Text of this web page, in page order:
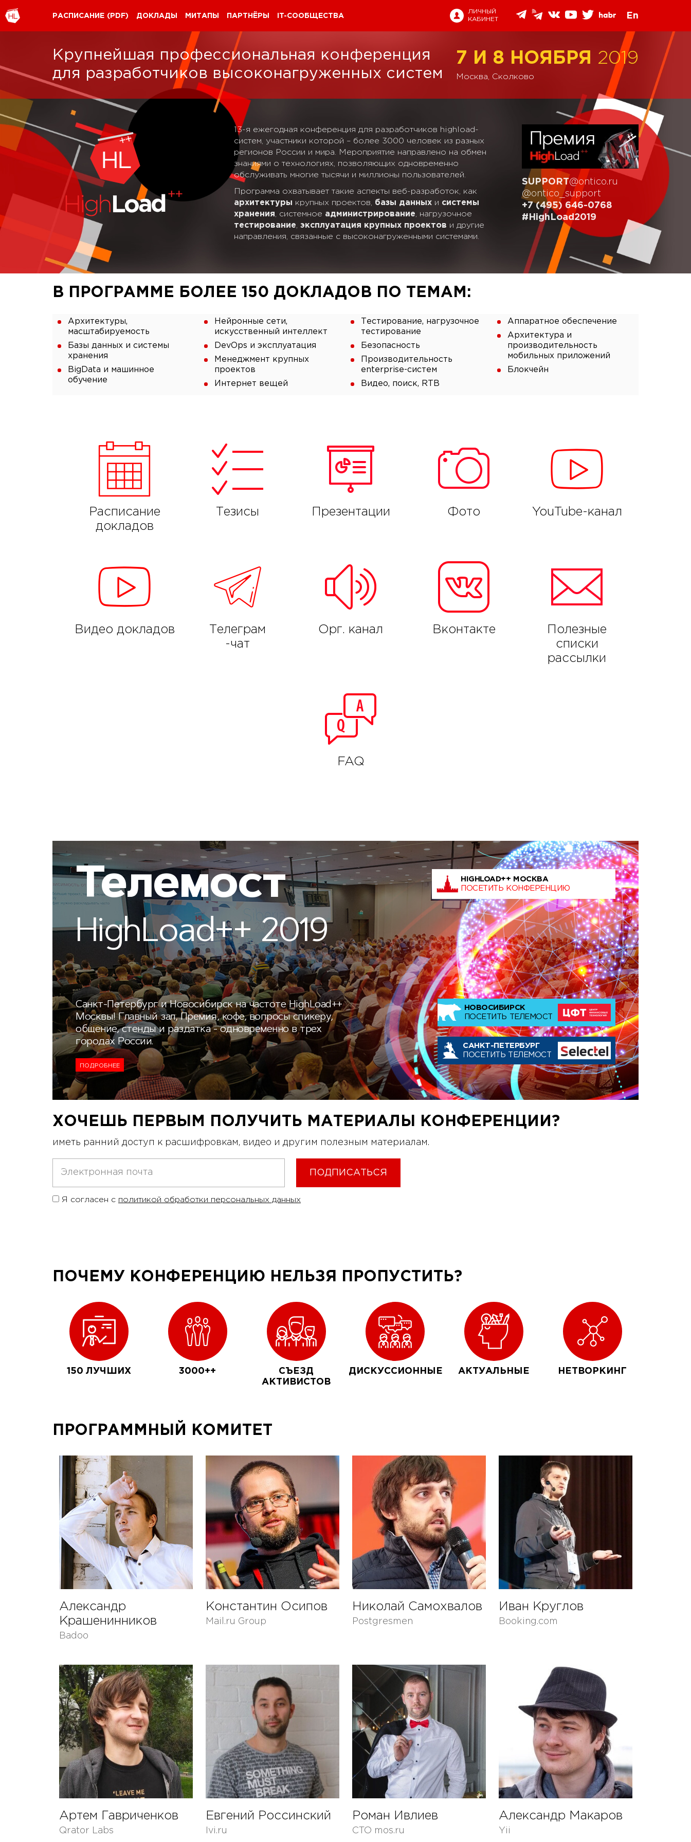
РАСПИСАНИЕ (PDF) ДОКЛАДЫ МИТАПЫ ПАРТНЁРЫ IT-СООБЩЕСТВА
ЛИЧНЫЙ
КАБИНЕТ
En
Крупнейшая профессиональная конференция
для разработчиков высоконагруженных систем
7 И 8 НОЯБРЯ 2019
Москва, Сколково
13-я ежегодная конференция для разработчиков highload-
систем, участники которой – более 3000 человек из разных
регионов России и мира. Мероприятие направлено на обмен
знаниями о технологиях, позволяющих одновременно
обслуживать многие тысячи и миллионы пользователей.
Программа охватывает такие аспекты веб-разработок, как
архитектуры крупных проектов, базы данных и системы
хранения, системное администрирование, нагрузочное
тестирование, эксплуатация крупных проектов и другие
направления, связанные с высоконагруженными системами.
SUPPORT@ontico.ru
@ontico_support
+7 (495) 646-0768
#HighLoad2019
В ПРОГРАММЕ БОЛЕЕ 150 ДОКЛАДОВ ПО ТЕМАМ:
Архитектуры,
масштабируемость
Базы данных и системы
хранения
BigData и машинное
обучение
Нейронные сети,
искусственный интеллект
DevOps и эксплуатация
Менеджмент крупных
проектов
Интернет вещей
Тестирование, нагрузочное
тестирование
Безопасность
Производительность
enterprise-систем
Видео, поиск, RTB
Аппаратное обеспечение
Архитектура и
производительность
мобильных приложений
Блокчейн
Расписание
докладов
Тезисы Презентации Фото YouTube-канал
Видео докладов
Телеграм
-чат
Орг. канал Вконтакте
Полезные
списки
рассылки
FAQ
Телемост
HighLoad++ 2019
HIGHLOAD++ МОСКВА
ПОСЕТИТЬ КОНФЕРЕНЦИЮ
Санкт-Петербург и Новосибирск на частоте HighLoad++
Москвы! Главный зал, Премия, кофе, вопросы спикеру,
общение, стенды и раздатка - одновременно в трех
городах России.
ПОДРОБНЕЕ
НОВОСИБИРСК
ПОСЕТИТЬ ТЕЛЕМОСТ
САНКТ-ПЕТЕРБУРГ
ПОСЕТИТЬ ТЕЛЕМОСТ
ХОЧЕШЬ ПЕРВЫМ ПОЛУЧИТЬ МАТЕРИАЛЫ КОНФЕРЕНЦИИ?
иметь ранний доступ к расшифровкам, видео и другим полезным материалам.
Я согласен с политикой обработки персональных данных
ПОЧЕМУ КОНФЕРЕНЦИЮ НЕЛЬЗЯ ПРОПУСТИТЬ?
150 ЛУЧШИХ
3000++
СЪЕЗД
АКТИВИСТОВ
ДИСКУССИОННЫЕ
АКТУАЛЬНЫЕ
НЕТВОРКИНГ
ПРОГРАММНЫЙ КОМИТЕТ
Александр
Крашенинников
Badoo
Константин Осипов
Mail.ru Group
Николай Самохвалов
Postgresmen
Иван Круглов
Booking.com
Артем Гавриченков
Qrator Labs
Евгений Россинский
Ivi.ru
Роман Ивлиев
CTO mos.ru
Александр Макаров
Yii